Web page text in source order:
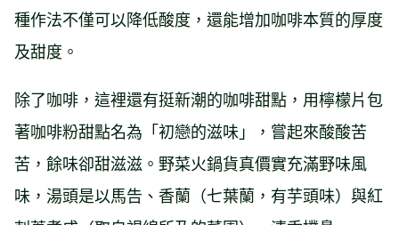
種作法不僅可以降低酸度，還能增加咖啡本質的厚度
及甜度。
除了咖啡，這裡還有挺新潮的咖啡甜點，用檸檬片包
著咖啡粉甜點名為「初戀的滋味」，嘗起來酸酸苦
苦，餘味卻甜滋滋。野菜火鍋貨真價實充滿野味風
味，湯頭是以馬告、香蘭（七葉蘭，有芋頭味）與紅